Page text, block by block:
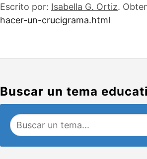
Escrito por: Isabella G. Ortiz.
hacer-un-crucigrama.html
Buscar un tema